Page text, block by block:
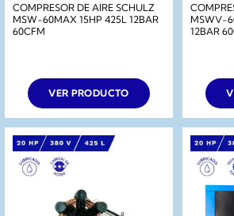
COMPRESOR DE AIRE SCHULZ
MSW-60MAX 15HP 425L 12BAR
60CFM
VER PRODUCTO
MSWV-
12BAR